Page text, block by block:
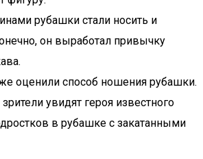
рубашки стали носить и
он выработал привычку
оценили способ ношения рубашки.
увидят героя известного
в рубашке с закатанными